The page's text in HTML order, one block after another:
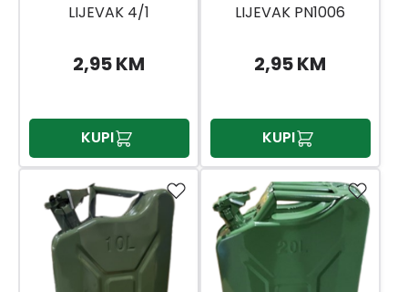
LIJEVAK 4/1
2,95 KM
KUPI
LIJEVAK PN1006
2,95 KM
KUPI